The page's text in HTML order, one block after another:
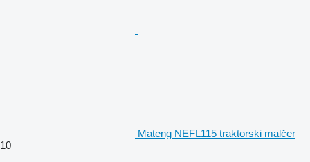
Mateng NEFL115 traktorski malčer
10